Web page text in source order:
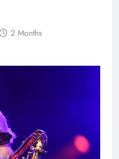
2 Months